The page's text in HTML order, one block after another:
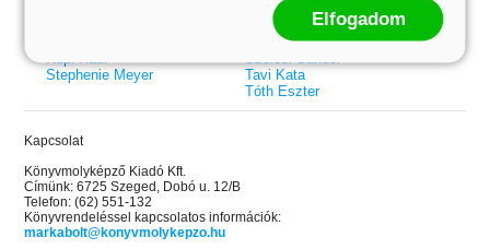
Rupi Kaur
Stephenie Meyer
Rácz-Stefán Tibor
Róbert Katalin
Spirit Bliss
Szélesi Sándor
Tavi Kata
Tóth Eszter
Kapcsolat
Könyvmolyképző Kiadó Kft.
Címünk: 6725 Szeged, Dobó u. 12/B
Telefon: (62) 551-132
Könyvrendeléssel kapcsolatos információk:
markabolt@konyvmolykepzo.hu
Elfogadom